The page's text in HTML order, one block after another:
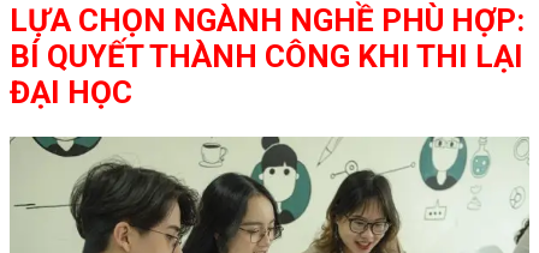
LỰA CHỌN NGÀNH NGHỀ PHÙ HỢP:
BÍ QUYẾT THÀNH CÔNG KHI THI LẠI
ĐẠI HỌC